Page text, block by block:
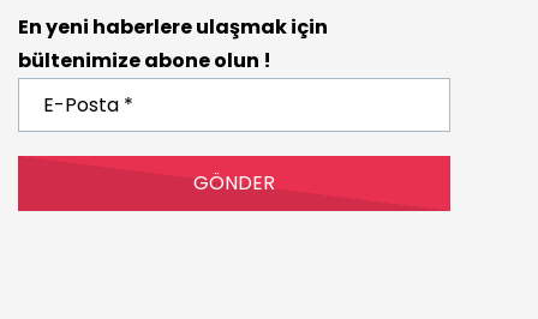
En yeni haberlere ulaşmak için
bültenimize abone olun !
Posta
*